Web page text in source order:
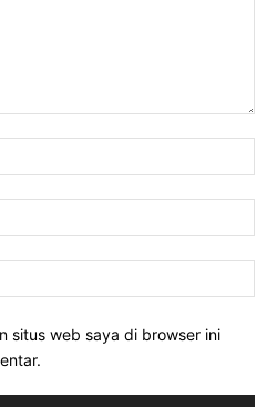
situs web saya di browser ini